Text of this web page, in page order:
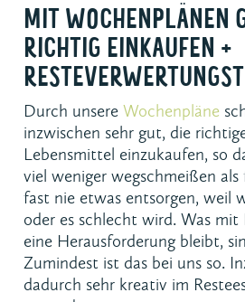
MIT WOCHENPLÄNEN
RICHTIG EINKAUFEN +
Durch unsere Wochenpläne
inzwischen sehr gut, die
Lebensmittel einzukaufen, so
viel weniger wegschmeißen als
fast nie etwas entsorgen, weil
oder es schlecht wird. Was
eine Herausforderung bleibt,
Zumindest ist das bei uns so.
dadurch sehr kreativ im